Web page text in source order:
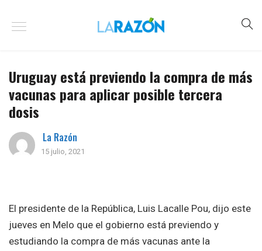
Uruguay está previendo la compra de más
vacunas para aplicar posible tercera
dosis
La Razón
15 julio, 2021
El presidente de la República, Luis Lacalle Pou, dijo este
jueves en Melo que el gobierno está previendo y
estudiando la compra de más vacunas ante la